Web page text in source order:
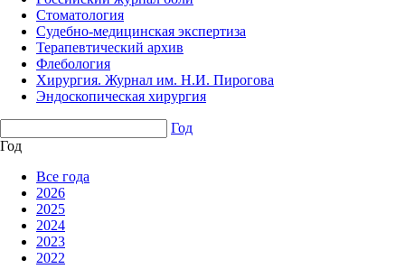
Стоматология
Судебно-медицинская экспертиза
Терапевтический архив
Флебология
Хирургия. Журнал им. Н.И. Пирогова
Эндоскопическая хирургия
Год
Год
Все года
2026
2025
2024
2023
2022